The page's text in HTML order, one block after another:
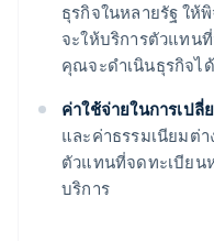
ธุรกิจในหลายรัฐ ให้
จะให้บริการตัวแทน
คุณจะดำเนินธุรกิจไ
ค่าใช้จ่ายในการเปลี่
และค่าธรรมเนียมต่า
ตัวแทนที่จดทะเบียน
บริการ